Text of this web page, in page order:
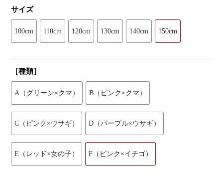
サイズ
100cm 110cm 120cm 130cm 140cm 150cm
［種類］
A（グリーン×クマ） B（ピンク×クマ）
C（ピンク×ウサギ） D（パープル×ウサギ）
E（レッド×女の子） F（ピンク×イチゴ）